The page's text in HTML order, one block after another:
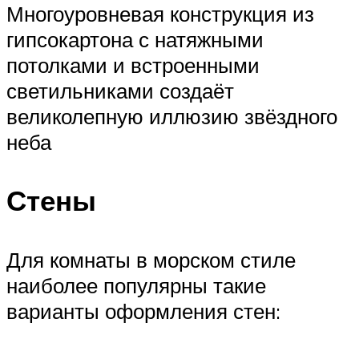
Многоуровневая конструкция из
гипсокартона с натяжными
потолками и встроенными
светильниками создаёт
великолепную иллюзию звёздного
неба
Стены
Для комнаты в морском стиле
наиболее популярны такие
варианты оформления стен: